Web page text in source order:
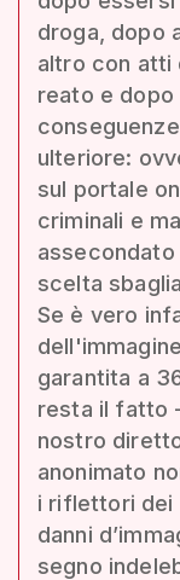
droga, dopo
altro con atti
reato e dopo
ulteriore:
sul portale
criminali e
scelta
Se è vero
garantita a
resta il fatto
nostro
anonimato
i riflettori dei
danni
segno